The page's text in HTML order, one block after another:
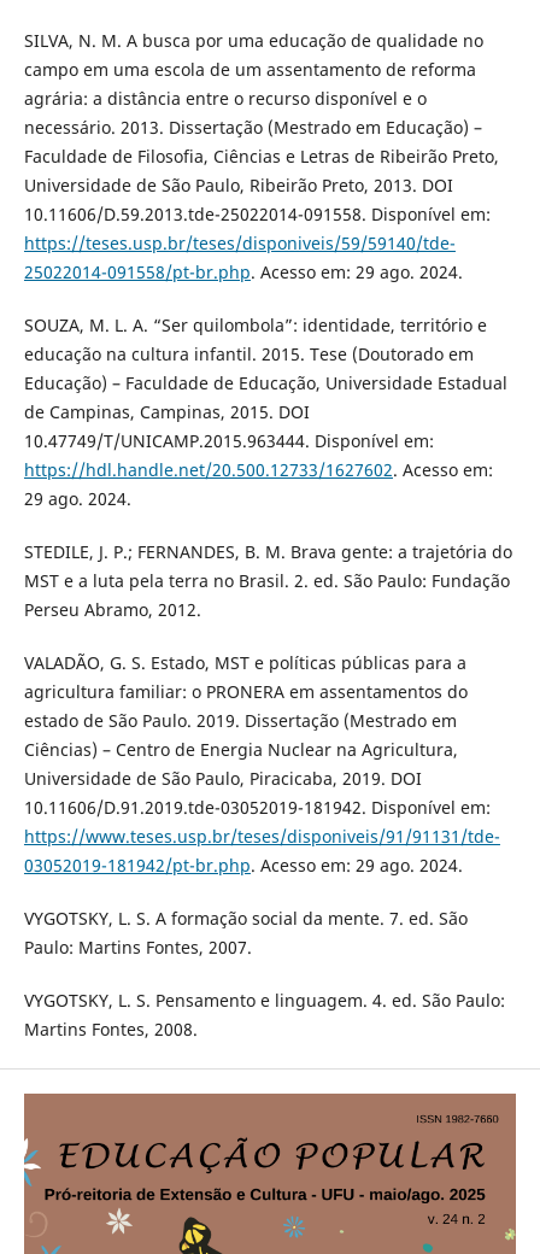
SILVA, N. M. A busca por uma educação de qualidade no
campo em uma escola de um assentamento de reforma
agrária: a distância entre o recurso disponível e o
necessário. 2013. Dissertação (Mestrado em Educação) –
Faculdade de Filosofia, Ciências e Letras de Ribeirão Preto,
Universidade de São Paulo, Ribeirão Preto, 2013. DOI
10.11606/D.59.2013.tde-25022014-091558. Disponível em:
https://teses.usp.br/teses/disponiveis/59/59140/tde-
25022014-091558/pt-br.php. Acesso em: 29 ago. 2024.
SOUZA, M. L. A. “Ser quilombola”: identidade, território e
educação na cultura infantil. 2015. Tese (Doutorado em
Educação) – Faculdade de Educação, Universidade Estadual
de Campinas, Campinas, 2015. DOI
10.47749/T/UNICAMP.2015.963444. Disponível em:
https://hdl.handle.net/20.500.12733/1627602. Acesso em:
29 ago. 2024.
STEDILE, J. P.; FERNANDES, B. M. Brava gente: a trajetória do
MST e a luta pela terra no Brasil. 2. ed. São Paulo: Fundação
Perseu Abramo, 2012.
VALADÃO, G. S. Estado, MST e políticas públicas para a
agricultura familiar: o PRONERA em assentamentos do
estado de São Paulo. 2019. Dissertação (Mestrado em
Ciências) – Centro de Energia Nuclear na Agricultura,
Universidade de São Paulo, Piracicaba, 2019. DOI
10.11606/D.91.2019.tde-03052019-181942. Disponível em:
https://www.teses.usp.br/teses/disponiveis/91/91131/tde-
03052019-181942/pt-br.php. Acesso em: 29 ago. 2024.
VYGOTSKY, L. S. A formação social da mente. 7. ed. São
Paulo: Martins Fontes, 2007.
VYGOTSKY, L. S. Pensamento e linguagem. 4. ed. São Paulo:
Martins Fontes, 2008.